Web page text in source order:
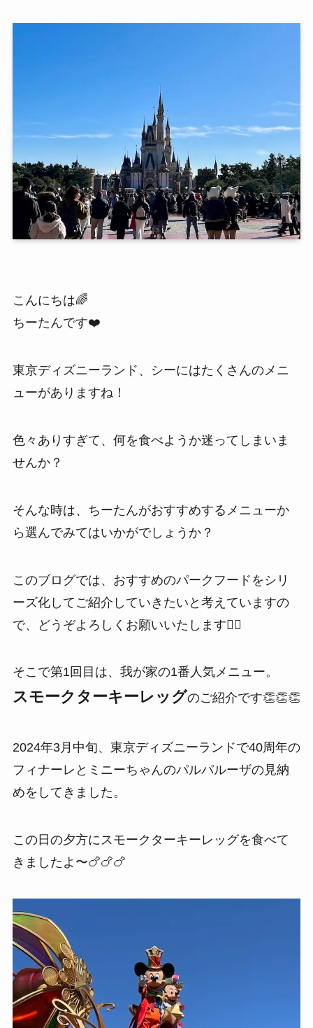
こんにちは🌈
ちーたんです❤️
東京ディズニーランド、シーにはたくさんのメニ
ューがありますね！
色々ありすぎて、何を食べようか迷ってしまいま
せんか？
そんな時は、ちーたんがおすすめするメニューか
ら選んでみてはいかがでしょうか？
このブログでは、おすすめのパークフードをシリ
ーズ化してご紹介していきたいと考えていますの
で、どうぞよろしくお願いいたします🙇‍♀️
そこで第1回目は、我が家の1番人気メニュー。
スモークターキーレッグのご紹介です👏👏👏
2024年3月中旬、東京ディズニーランドで40周年の
フィナーレとミニーちゃんのパルパルーザの見納
めをしてきました。
この日の夕方にスモークターキーレッグを食べて
きましたよ〜🍗🍗🍗